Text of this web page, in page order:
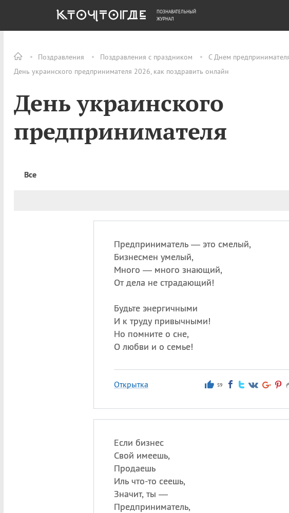
Поздравления Поздравления с праздником
С Днем
День украинского предпринимателя 2026, как поздравить онлайн
День украинского
предпринимателя
Все
Предприниматель — это смелый,
Бизнесмен умелый,
Много — много знающий,
От дела не страдающий!
Будьте энергичными
И к труду привычными!
Но помните о сне,
О любви и о семье!
Открытка 59
Если бизнес
Свой имеешь,
Продаешь
Иль что-то сеешь,
Значит, ты —
Предприниматель,
ОБЩЕСТВО ДЕНЬГИ
ПОЗНАВАТЕЛЬНЫЙ
ЖУРНАЛ